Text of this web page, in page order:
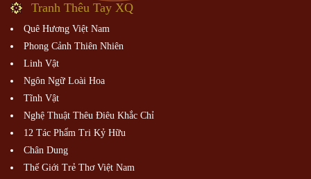
Tranh Thêu Tay XQ
Quê Hương Việt Nam
Phong Cảnh Thiên Nhiên
Linh Vật
Ngôn Ngữ Loài Hoa
Tĩnh Vật
Nghệ Thuật Thêu Điêu Khắc Chỉ
12 Tác Phẩm Tri Kỷ Hữu
Chân Dung
Thế Giới Trẻ Thơ Việt Nam